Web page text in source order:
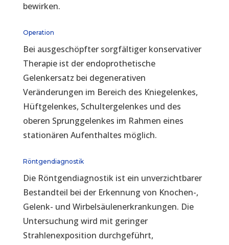
bewirken.
Operation
Bei ausgeschöpfter sorgfältiger konservativer
Therapie ist der endoprothetische
Gelenkersatz bei degenerativen
Veränderungen im Bereich des Kniegelenkes,
Hüftgelenkes, Schultergelenkes und des
oberen Sprunggelenkes im Rahmen eines
stationären Aufenthaltes möglich.
Röntgendiagnostik
Die Röntgendiagnostik ist ein unverzichtbarer
Bestandteil bei der Erkennung von Knochen-,
Gelenk- und Wirbelsäulenerkrankungen. Die
Untersuchung wird mit geringer
Strahlenexposition durchgeführt,